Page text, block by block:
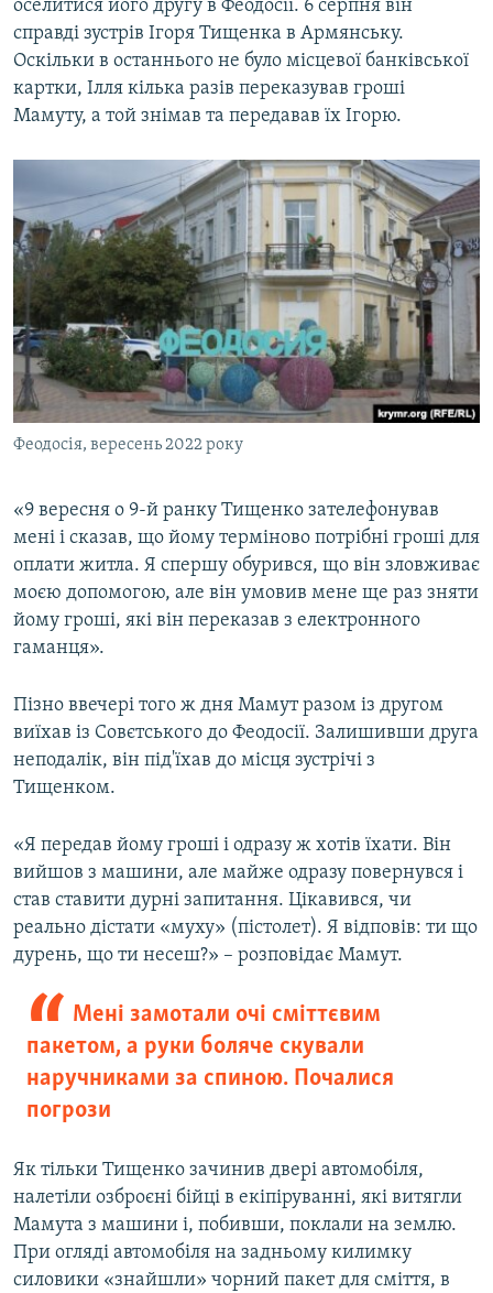
оселитися його другу в Феодосії. 6 серпня він
справді зустрів Ігоря Тищенка в Армянську.
Оскільки в останнього не було місцевої банківської
картки, Ілля кілька разів переказував гроші
Мамуту, а той знімав та передавав їх Ігорю.
Феодосія, вересень 2022 року
«9 вересня о 9-й ранку Тищенко зателефонував
мені і сказав, що йому терміново потрібні гроші для
оплати житла. Я спершу обурився, що він зловживає
моєю допомогою, але він умовив мене ще раз зняти
йому гроші, які він переказав з електронного
гаманця».
Пізно ввечері того ж дня Мамут разом із другом
виїхав із Совєтського до Феодосії. Залишивши друга
неподалік, він під'їхав до місця зустрічі з
Тищенком.
«Я передав йому гроші і одразу ж хотів їхати. Він
вийшов з машини, але майже одразу повернувся і
став ставити дурні запитання. Цікавився, чи
реально дістати «муху» (пістолет). Я відповів: ти що
дурень, що ти несеш?» – розповідає Мамут.
Мені замотали очі сміттєвим
пакетом, а руки боляче скували
наручниками за спиною. Почалися
погрози
Як тільки Тищенко зачинив двері автомобіля,
налетіли озброєні бійці в екіпіруванні, які витягли
Мамута з машини і, побивши, поклали на землю.
При огляді автомобіля на задньому килимку
силовики «знайшли» чорний пакет для сміття, в